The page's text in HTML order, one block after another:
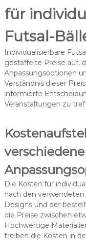
für
Futsal-
Individualisierbare
gestaffelte Preise auf,
Anpassungsoptionen
Verständnis dieser
informierte
Veranstaltungen zu
verschiedene
Die Kosten für
nach den
Designs und der
die Preise zwischen
Hochwertige
treiben die Kosten in